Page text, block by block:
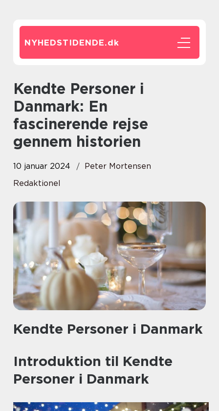
NYHEDSTIDENDE.dk
Kendte Personer i
Danmark: En
fascinerende rejse
gennem historien
10 januar 2024
Peter Mortensen
Redaktionel
Kendte Personer i Danmark
Introduktion til Kendte
Personer i Danmark